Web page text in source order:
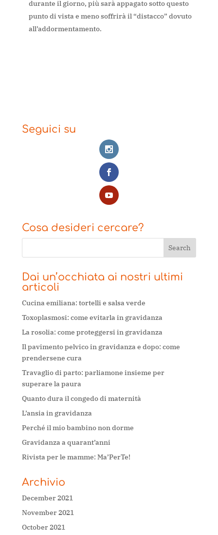
durante il giorno, più sarà appagato sotto questo
punto di vista e meno soffrirà il “distacco” dovuto
all’addormentamento.
Seguici su
Cosa desideri cercare?
Dai un’occhiata ai nostri ultimi
articoli
Cucina emiliana: tortelli e salsa verde
Toxoplasmosi: come evitarla in gravidanza
La rosolia: come proteggersi in gravidanza
Il pavimento pelvico in gravidanza e dopo: come
prendersene cura
Travaglio di parto: parliamone insieme per
superare la paura
Quanto dura il congedo di maternità
L’ansia in gravidanza
Perché il mio bambino non dorme
Gravidanza a quarant’anni
Rivista per le mamme: Ma’PerTe!
Archivio
December 2021
November 2021
October 2021